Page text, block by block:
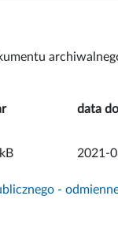
data
2021-
-